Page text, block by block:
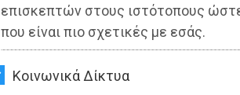
επισκεπτών στους ιστότοπους
που είναι πιο σχετικές με εσάς.
Kοινωνικά Δίκτυα